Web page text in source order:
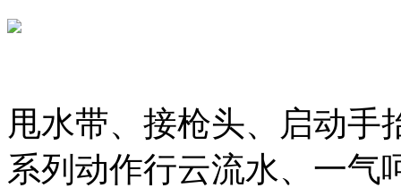
甩水带、接枪头、启动
系列动作行云流水、一气